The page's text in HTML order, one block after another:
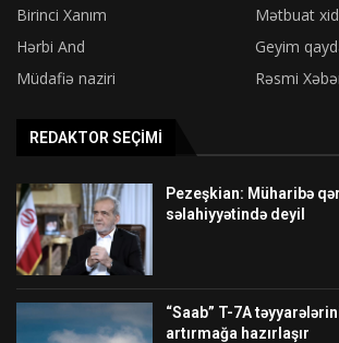
Birinci Xanım
Mətbuat
Hərbi And
Geyim
Müdafiə naziri
Rəsmi
REDAKTOR SEÇIMI
Pezeşkian: Müharibə
səlahiyyətində deyil
“Saab” T-7A
artırmağa hazırlaşır